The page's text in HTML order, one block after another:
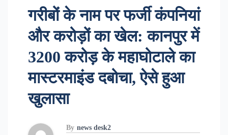
गरीबों के नाम पर फर्जी कंपनियां
और करोड़ों का खेल: कानपुर में
3200 करोड़ के महाघोटाले का
मास्टरमाइंड दबोचा, ऐसे हुआ
खुलासा
By news desk2